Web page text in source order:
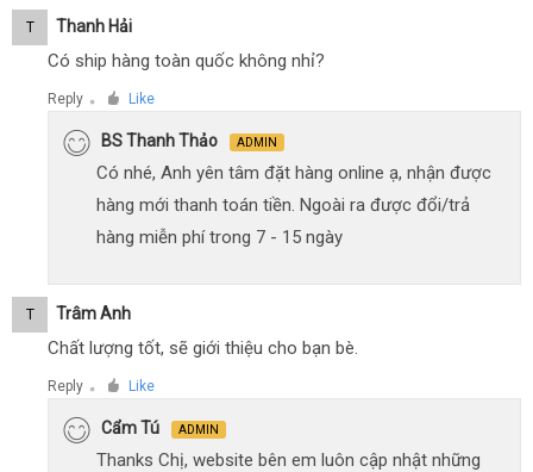
T Thanh Hải
Có ship hàng toàn quốc không nhỉ?
Reply ● Like
BS Thanh Thảo ADMIN
Có nhé, Anh yên tâm đặt hàng online ạ, nhận được
hàng mới thanh toán tiền. Ngoài ra được đổi/trả
hàng miễn phí trong 7 - 15 ngày
T Trâm Anh
Chất lượng tốt, sẽ giới thiệu cho bạn bè.
Reply ● Like
Cẩm Tú ADMIN
Thanks Chị, website bên em luôn cập nhật những